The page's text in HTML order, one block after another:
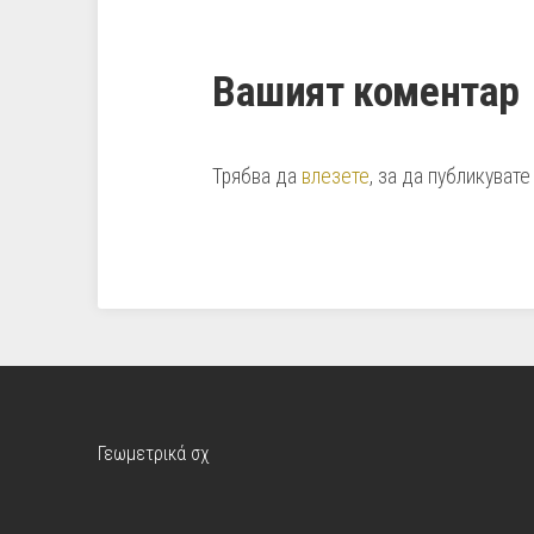
Вашият коментар
Трябва да влезете, за да
Γεωμετρικά σχ